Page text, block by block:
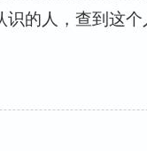
的人，查到这